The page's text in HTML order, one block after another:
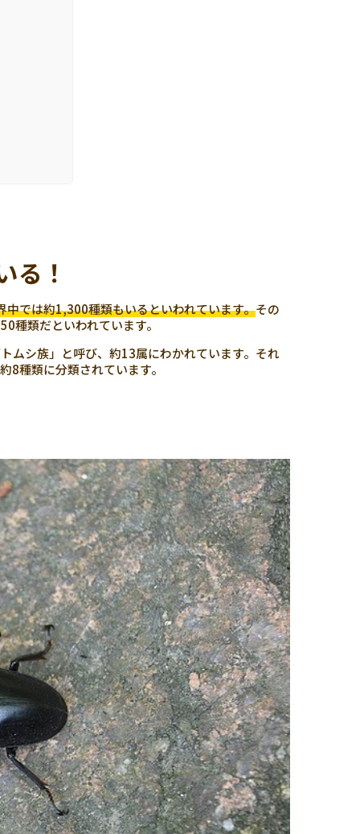
る！
では約1,300種類もいるといわれています。その
種類だといわれています。
ムシ族」と呼び、約13属にわかれています。それ
8種類に分類されています。